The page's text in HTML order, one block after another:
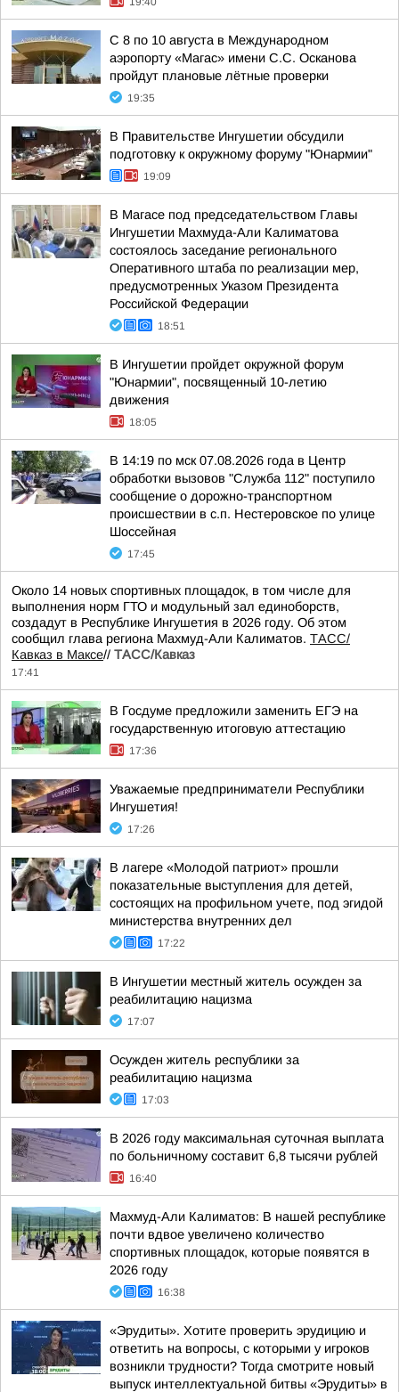
С 8 по 10 августа в Международном
аэропорту «Магас» имени С.С. Осканова
пройдут плановые лётные проверки
19:35
В Правительстве Ингушетии обсудили
подготовку к окружному форуму "Юнармии"
19:09
В Магасе под председательством Главы
Ингушетии Махмуда-Али Калиматова
состоялось заседание регионального
Оперативного штаба по реализации мер,
предусмотренных Указом Президента
Российской Федерации
18:51
В Ингушетии пройдет окружной форум
"Юнармии", посвященный 10-летию
движения
18:05
В 14:19 по мск 07.08.2026 года в Центр
обработки вызовов "Служба 112" поступило
сообщение о дорожно-транспортном
происшествии в с.п. Нестеровское по улице
Шоссейная
17:45
Около 14 новых спортивных площадок, в том числе для
выполнения норм ГТО и модульный зал единоборств,
создадут в Республике Ингушетия в 2026 году. Об этом
сообщил глава региона Махмуд-Али Калиматов. ТАСС/
Кавказ в Максе// ТАСС/Кавказ
17:41
В Госдуме предложили заменить ЕГЭ на
государственную итоговую аттестацию
17:36
Уважаемые предприниматели Республики
Ингушетия!
17:26
В лагере «Молодой патриот» прошли
показательные выступления для детей,
состоящих на профильном учете, под эгидой
министерства внутренних дел
17:22
В Ингушетии местный житель осужден за
реабилитацию нацизма
17:07
Осужден житель республики за
реабилитацию нацизма
17:03
В 2026 году максимальная суточная выплата
по больничному составит 6,8 тысячи рублей
16:40
Махмуд-Али Калиматов: В нашей республике
почти вдвое увеличено количество
спортивных площадок, которые появятся в
2026 году
16:38
«Эрудиты». Хотите проверить эрудицию и
ответить на вопросы, с которыми у игроков
возникли трудности? Тогда смотрите новый
выпуск интеллектуальной битвы «Эрудиты» в